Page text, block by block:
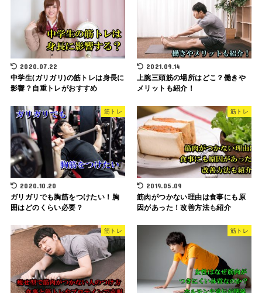
2020.07.22
中学生(ガリガリ)の筋トレは身長に
影響？自重トレがおすすめ
2021.09.14
上腕三頭筋の場所はどこ？働きや
メリットも紹介！
筋トレ
2020.10.20
ガリガリでも胸筋をつけたい！胸
囲はどのくらい必要？
筋トレ
2019.05.09
筋肉がつかない理由は食事にも原
因があった！改善方法も紹介
筋トレ 筋トレ